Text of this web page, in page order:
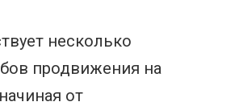
несколько
продвижения на
от